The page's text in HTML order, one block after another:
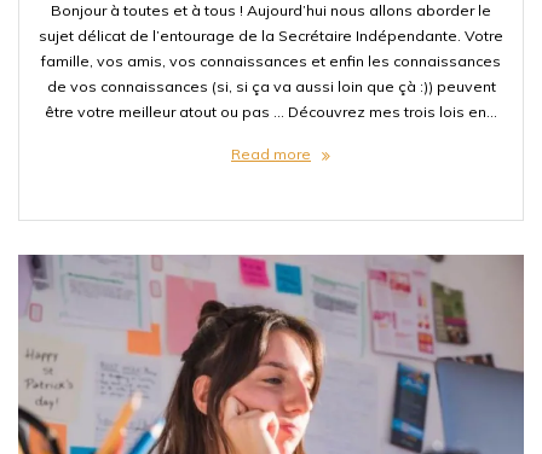
Bonjour à toutes et à tous ! Aujourd’hui nous allons aborder le
sujet délicat de l’entourage de la Secrétaire Indépendante. Votre
famille, vos amis, vos connaissances et enfin les connaissances
de vos connaissances (si, si ça va aussi loin que çà :)) peuvent
être votre meilleur atout ou pas … Découvrez mes trois lois en…
Read more